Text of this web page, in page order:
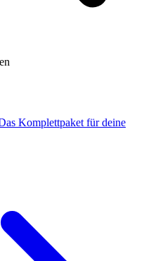
Komplettpaket für deine